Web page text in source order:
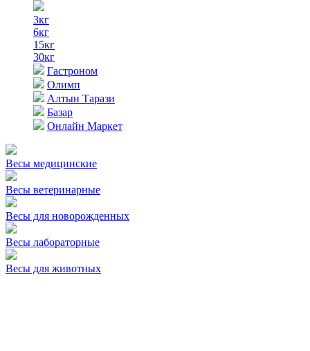
3кг
6кг
15кг
30кг
Гастроном
Олимп
Алтын Тарази
Базар
Онлайн Маркет
Весы медицинские
Весы ветеринарные
Весы для новорожденных
Весы лабораторные
Весы для животных